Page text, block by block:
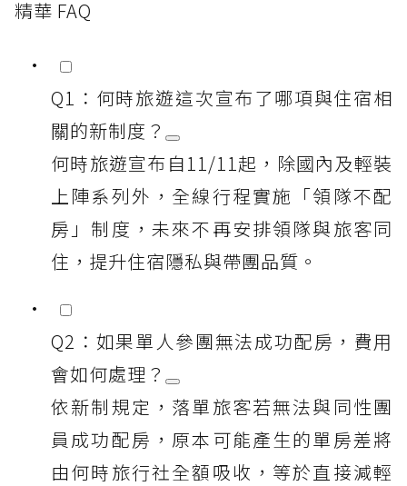
精華 FAQ
Q1：何時旅遊這次宣布了哪項與住宿相
關的新制度？
何時旅遊宣布自11/11起，除國內及輕裝
上陣系列外，全線行程實施「領隊不配
房」制度，未來不再安排領隊與旅客同
住，提升住宿隱私與帶團品質。
Q2：如果單人參團無法成功配房，費用
會如何處理？
依新制規定，落單旅客若無法與同性團
員成功配房，原本可能產生的單房差將
由何時旅行社全額吸收，等於直接減輕